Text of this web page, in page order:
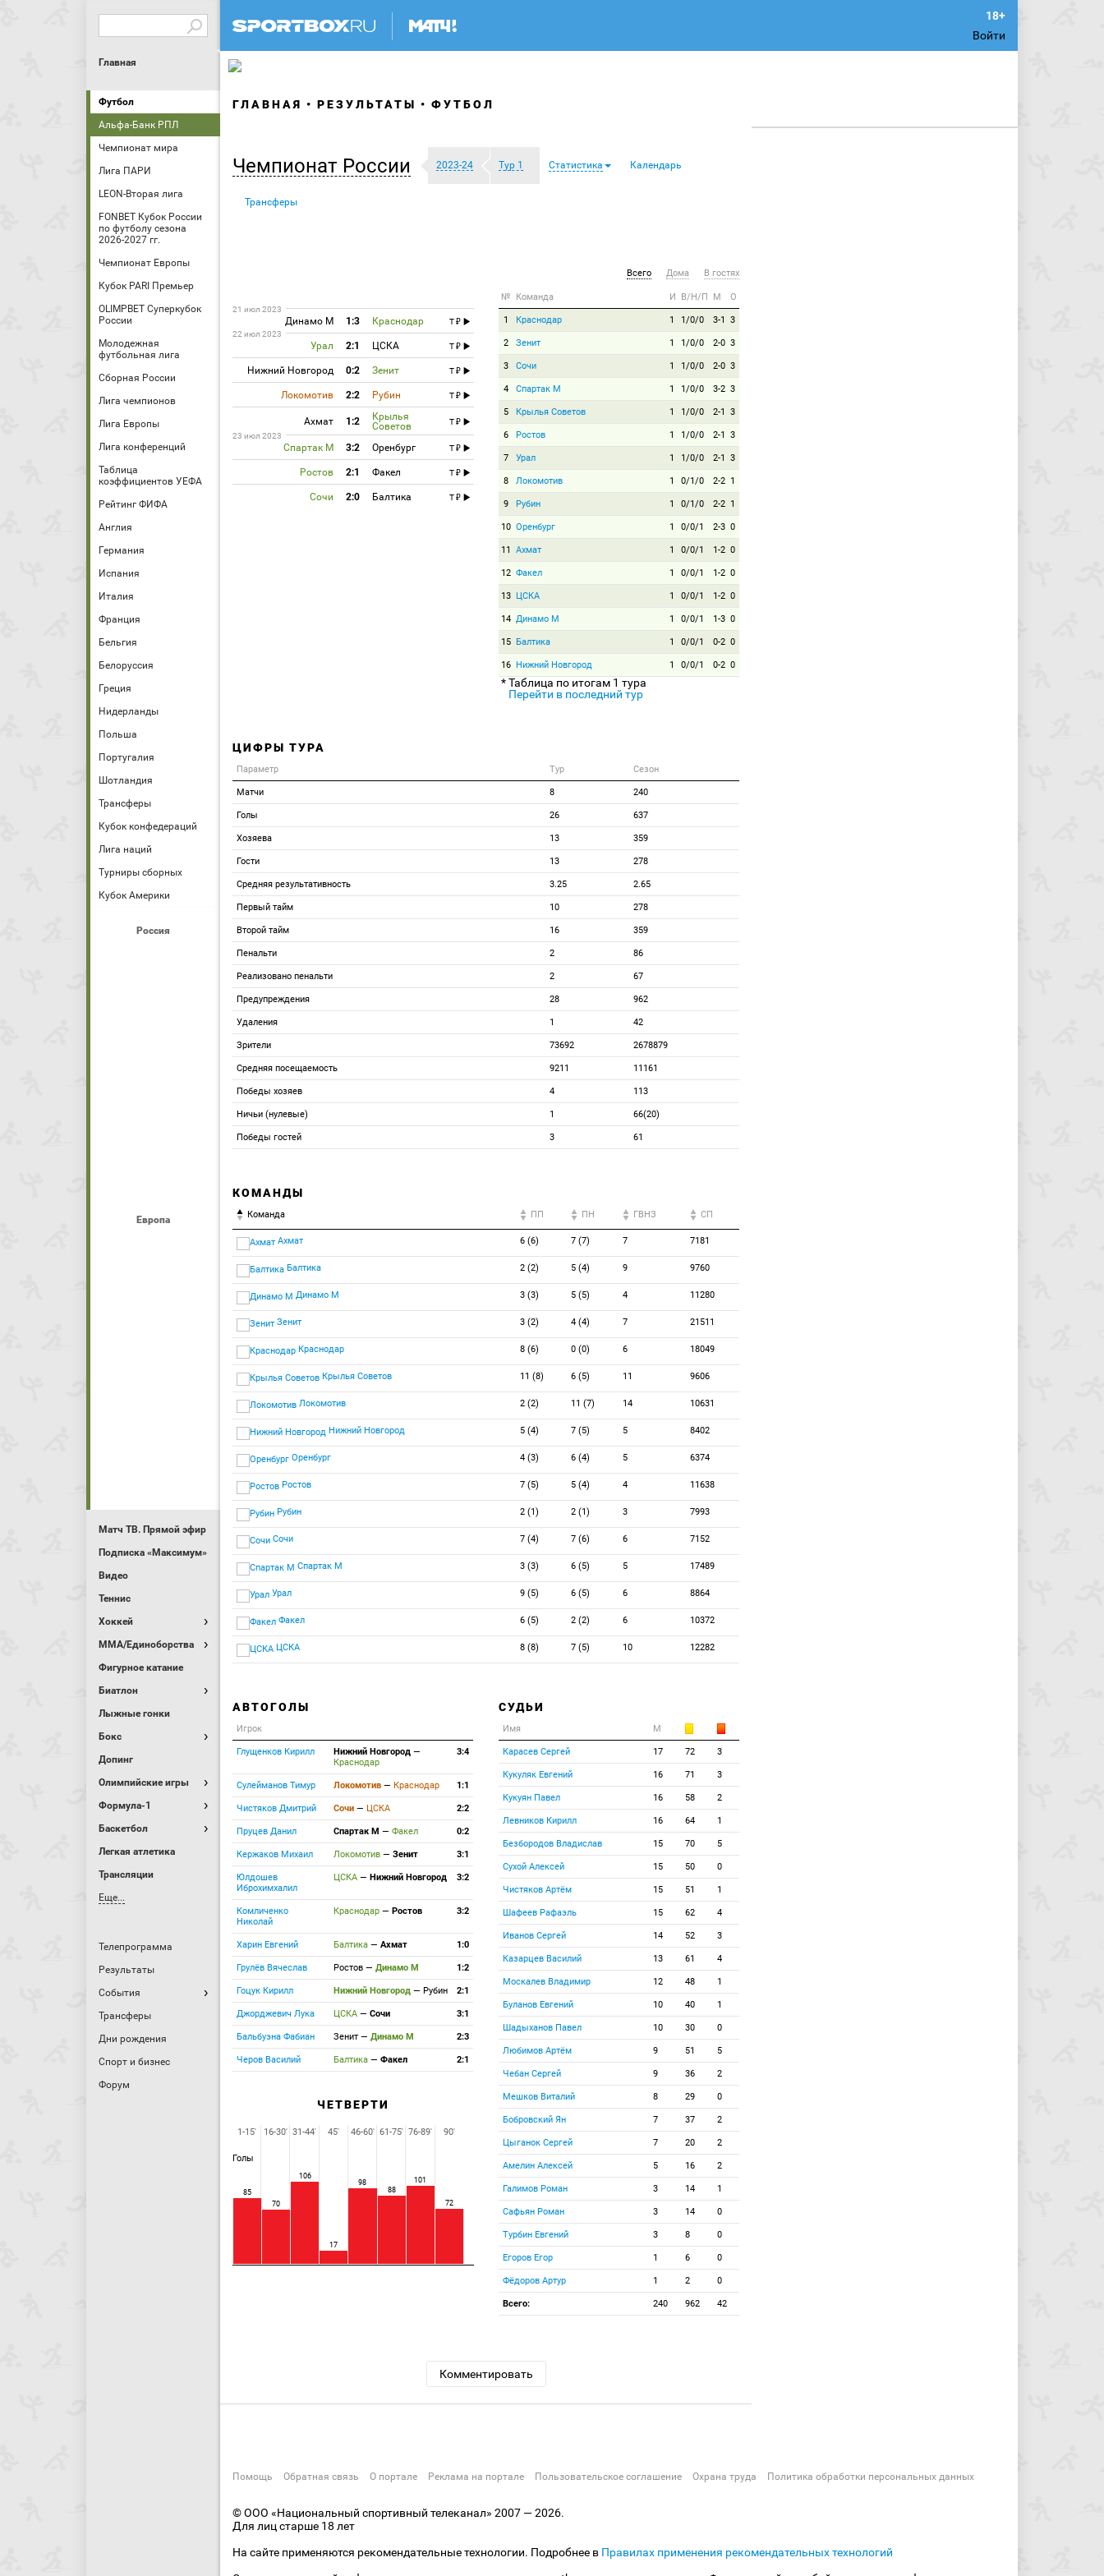
Войти
Главная
Футбол
Альфа-Банк РПЛ
Чемпионат мира
Лига ПАРИ
LEON-Вторая лига
FONBET Кубок России
по футболу сезона
2026-2027 гг.
Чемпионат Европы
Кубок PARI Премьер
OLIMPBET Суперкубок
России
Молодежная
футбольная лига
Сборная России
Лига чемпионов
Лига Европы
Лига конференций
Таблица
коэффициентов УЕФА
Рейтинг ФИФА
Англия
Германия
Испания
Италия
Франция
Бельгия
Белоруссия
Греция
Нидерланды
Польша
Португалия
Шотландия
Трансферы
Кубок конфедераций
Лига наций
Турниры сборных
Кубок Америки
Россия
Европа
Матч ТВ. Прямой эфир
Подписка «Максимум»
Видео
Теннис
Хоккей
MMA/Единоборства
Фигурное катание
Биатлон
Лыжные гонки
Бокс
Допинг
Олимпийские игры
Формула-1
Баскетбол
Легкая атлетика
Трансляции
Еще...
Телепрограмма
Результаты
События
Трансферы
Дни рождения
Спорт и бизнес
Форум
ГЛАВНАЯ РЕЗУЛЬТАТЫ ФУТБОЛ
Чемпионат России 2023-24 Тур 1 Статистика Календарь
Трансферы
21 июл 2023
Динамо М 1:3 Краснодар
T
22 июл 2023
Урал 2:1 ЦСКА T
Нижний Новгород 0:2 Зенит T
Локомотив 2:2 Рубин T
Ахмат 1:2
Крылья
Советов
T
23 июл 2023
Спартак М 3:2 Оренбург T
Ростов 2:1 Факел T
Сочи 2:0 Балтика T
Всего Дома В гостях
№ Команда И В/Н/П М О
1 Краснодар 1 1/0/0 3-1 3
2 Зенит 1 1/0/0 2-0 3
3 Сочи 1 1/0/0 2-0 3
4 Спартак М 1 1/0/0 3-2 3
5 Крылья Советов 1 1/0/0 2-1 3
6 Ростов 1 1/0/0 2-1 3
7 Урал 1 1/0/0 2-1 3
8 Локомотив 1 0/1/0 2-2 1
9 Рубин 1 0/1/0 2-2 1
10 Оренбург 1 0/0/1 2-3 0
11 Ахмат 1 0/0/1 1-2 0
12 Факел 1 0/0/1 1-2 0
13 ЦСКА 1 0/0/1 1-2 0
14 Динамо М 1 0/0/1 1-3 0
15 Балтика 1 0/0/1 0-2 0
16 Нижний Новгород 1 0/0/1 0-2 0
* Таблица по итогам 1 тура
Перейти в последний тур
ЦИФРЫ ТУРА
Параметр Тур Сезон
Матчи 8 240
Голы 26 637
Хозяева 13 359
Гости 13 278
Средняя результативность 3.25 2.65
Первый тайм 10 278
Второй тайм 16 359
Пенальти 2 86
Реализовано пенальти 2 67
Предупреждения 28 962
Удаления 1 42
Зрители 73692 2678879
Средняя посещаемость 9211 11161
Победы хозяев 4 113
Ничьи (нулевые) 1 66(20)
Победы гостей 3 61
КОМАНДЫ
Команда ПП ПН ГВНЗ СП
Ахмат 6 (6) 7 (7) 7 7181
Балтика 2 (2) 5 (4) 9 9760
Динамо М 3 (3) 5 (5) 4 11280
Зенит 3 (2) 4 (4) 7 21511
Краснодар 8 (6) 0 (0) 6 18049
Крылья Советов 11 (8) 6 (5) 11 9606
Локомотив 2 (2) 11 (7) 14 10631
Нижний Новгород 5 (4) 7 (5) 5 8402
Оренбург 4 (3) 6 (4) 5 6374
Ростов 7 (5) 5 (4) 4 11638
Рубин 2 (1) 2 (1) 3 7993
Сочи 7 (4) 7 (6) 6 7152
Спартак М 3 (3) 6 (5) 5 17489
Урал 9 (5) 6 (5) 6 8864
Факел 6 (5) 2 (2) 6 10372
ЦСКА 8 (8) 7 (5) 10 12282
АВТОГОЛЫ
Игрок
Глущенков Кирилл Нижний Новгород —
Краснодар
3:4
Сулейманов Тимур Локомотив — Краснодар 1:1
Чистяков Дмитрий Сочи — ЦСКА 2:2
Пруцев Данил Спартак М — Факел 0:2
Кержаков Михаил Локомотив — Зенит 3:1
Юлдошев
Иброхимхалил
ЦСКА — Нижний Новгород 3:2
Комличенко
Николай
Краснодар — Ростов 3:2
Харин Евгений Балтика — Ахмат 1:0
Грулёв Вячеслав Ростов — Динамо М 1:2
Гоцук Кирилл Нижний Новгород — Рубин 2:1
Джорджевич Лука ЦСКА — Сочи 3:1
Бальбуэна Фабиан Зенит — Динамо М 2:3
Черов Василий Балтика — Факел 2:1
ЧЕТВЕРТИ
Голы
85
70
106
17
98
88
101
72
1-15' 16-30' 31-44' 45' 46-60' 61-75' 76-89' 90'
СУДЬИ
Имя М
Карасев Сергей 17 72 3
Кукуляк Евгений 16 71 3
Кукуян Павел 16 58 2
Левников Кирилл 16 64 1
Безбородов Владислав 15 70 5
Сухой Алексей 15 50 0
Чистяков Артём 15 51 1
Шафеев Рафаэль 15 62 4
Иванов Сергей 14 52 3
Казарцев Василий 13 61 4
Москалев Владимир 12 48 1
Буланов Евгений 10 40 1
Шадыханов Павел 10 30 0
Любимов Артём 9 51 5
Чебан Сергей 9 36 2
Мешков Виталий 8 29 0
Бобровский Ян 7 37 2
Цыганок Сергей 7 20 2
Амелин Алексей 5 16 2
Галимов Роман 3 14 1
Сафьян Роман 3 14 0
Турбин Евгений 3 8 0
Егоров Егор 1 6 0
Фёдоров Артур 1 2 0
Всего: 240 962 42
Комментировать
Помощь Обратная связь О портале Реклама на портале Пользовательское соглашение Охрана труда Политика обработки персональных данных
© ООО «Национальный спортивный телеканал» 2007 — 2026.
Для лиц старше 18 лет
На сайте применяются рекомендательные технологии. Подробнее в Правилах применения рекомендательных технологий